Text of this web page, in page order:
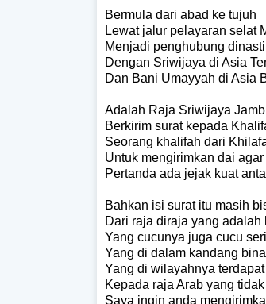
Bermula dari abad ke tujuh
Lewat jalur pelayaran selat
Menjadi penghubung
Dengan Sriwijaya di Asia
Dan Bani Umayyah di Asia
Adalah Raja Sriwijaya
Berkirim surat kepada
Seorang khalifah dari
Untuk mengirimkan dai
Pertanda ada jejak kuat
Bahkan isi surat itu masih
Dari raja diraja yang adalah
Yang cucunya juga cucu
Yang di dalam kandang
Yang di wilayahnya
Kepada raja Arab yang
Saya ingin anda